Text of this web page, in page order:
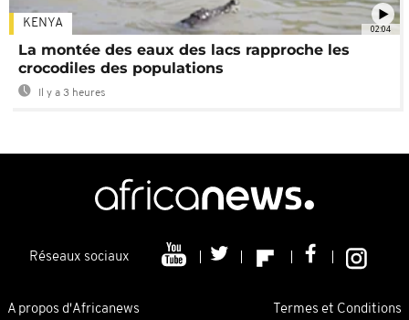
02:04
KENYA
La montée des eaux des lacs rapproche les
crocodiles des populations
Il y a 3 heures
Réseaux sociaux
A propos d'Africanews Termes et Conditions